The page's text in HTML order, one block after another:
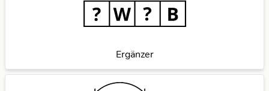
Ergänzer